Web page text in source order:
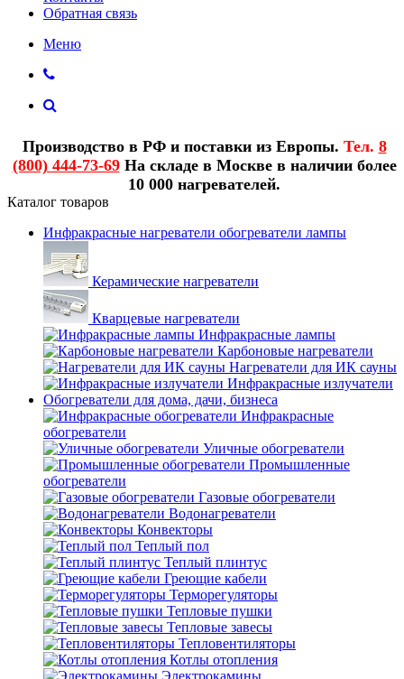
Обратная связь
Меню
Производство в РФ и поставки из Европы. Тел. 8
(800) 444-73-69На складе в Москве в наличии более
10 000 нагревателей.
Каталог товаров
Инфракрасные нагреватели обогреватели лампы
Керамические нагреватели
Кварцевые нагреватели
Инфракрасные лампы
Карбоновые нагреватели
Нагреватели для ИК сауны
Инфракрасные излучатели
Обогреватели для дома, дачи, бизнеса
Инфракрасные
обогреватели
Уличные обогреватели
Промышленные
обогреватели
Газовые обогреватели
Водонагреватели
Конвекторы
Теплый пол
Теплый плинтус
Греющие кабели
Терморегуляторы
Тепловые пушки
Тепловые завесы
Тепловентиляторы
Котлы отопления